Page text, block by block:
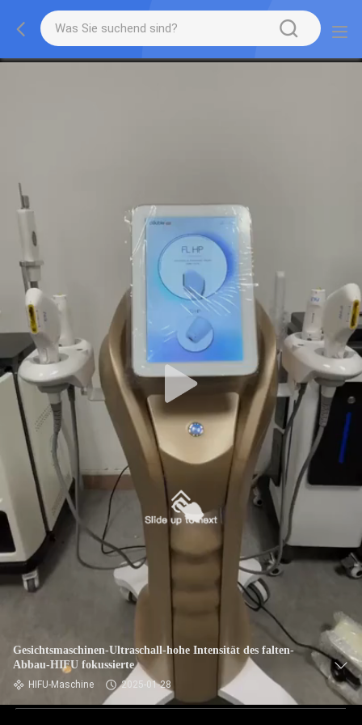
Gesichtsmaschinen-Ultraschall-hohe Intensität des falten-
Abbau-HIFU fokussierte
HIFU-Maschine 2025-01-28